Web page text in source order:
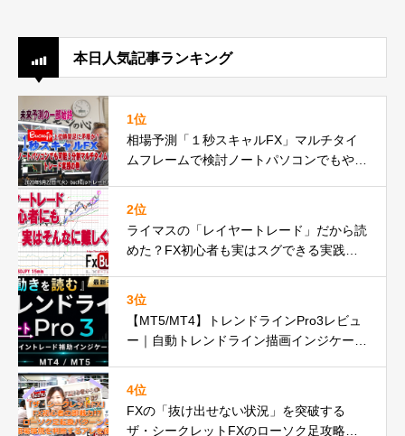
本日人気記事ランキング
1位
相場予測「１秒スキャルFX」マルチタイ
ムフレームで検討ノートパソコンでもやれ
2位
ライマスの「レイヤートレード」だから読
めた？FX初心者も実はスグできる実践動
3位
【MT5/MT4】トレンドラインPro3レビュ
ー｜自動トレンドライン描画インジケータ
4位
FXの「抜け出せない状況」を突破する
ザ・シークレットFXのローソク足攻略の